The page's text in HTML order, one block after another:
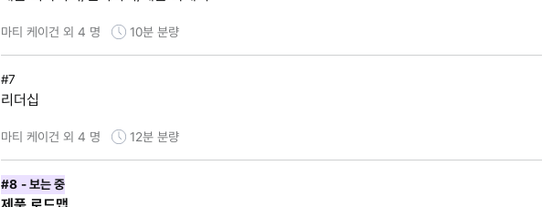
마티 케이건 외 4 명 10분 분량
#7
리더십
마티 케이건 외 4 명 12분 분량
#8 - 보는 중